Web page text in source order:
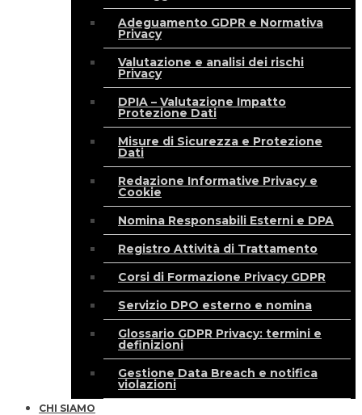
Adeguamento GDPR e Normativa
Privacy
Valutazione e analisi dei rischi
Privacy
DPIA – Valutazione Impatto
Protezione Dati
Misure di Sicurezza e Protezione
Dati
Redazione Informative Privacy e
Cookie
Nomina Responsabili Esterni e DPA
Registro Attività di Trattamento
Corsi di Formazione Privacy GDPR
Servizio DPO esterno e nomina
Glossario GDPR Privacy: termini e
definizioni
Gestione Data Breach e notifica
violazioni
CHI SIAMO